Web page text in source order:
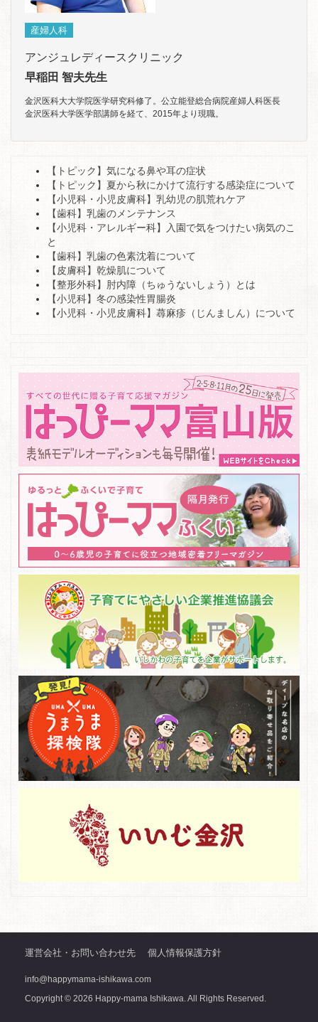
産婦人科
アンジュレディースクリニック
早稲田 智夫先生
金沢医科大大学院医学研究科修了。公立能登総合病院産婦人科医長
金沢医科大学医学部講師を経て、2015年より現職。
【トピック】気になる鼻や耳の症状
【トピック】夏から秋にかけて流行する感染症について
【小児科・小児皮膚科】乳幼児の肌荒れケア
【歯科】乳歯のメンテナンス
【小児科・アレルギー科】入園で気をつけたい病気のこ
と
【歯科】乳歯の色素沈着について
【皮膚科】乾燥肌について
【整形外科】肘内障（ちゅうないしょう）とは
【小児科】冬の感染性胃腸炎
【小児科・小児皮膚科】蕁麻疹（じんましん）について
運営会社・お問い合わせ先 個人情報保護方針
info@happymama-ishikawa.com
Copyright © 2026 Happy-mama Ishikawa. All Rights Reserved.